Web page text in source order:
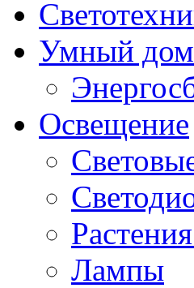
Умный дом
Освещение
Лампы